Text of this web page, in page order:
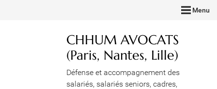
Menu
CHHUM AVOCATS
(Paris, Nantes, Lille)
Défense et accompagnement des
salariés, salariés seniors, cadres,